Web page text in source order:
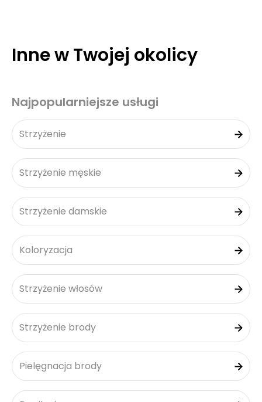
Inne w Twojej okolicy
Najpopularniejsze usługi
Strzyżenie
Strzyżenie męskie
Strzyżenie damskie
Koloryzacja
Strzyżenie włosów
Strzyżenie brody
Pielęgnacja brody